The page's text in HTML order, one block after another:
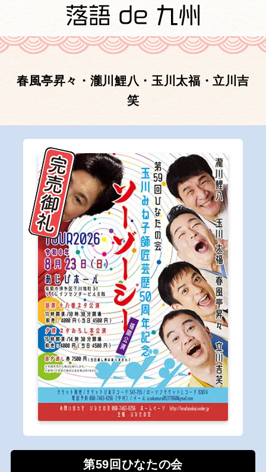
春風亭昇々・瀧川鯉八・玉川太福・立川吉
笑
第59回ひなたの会